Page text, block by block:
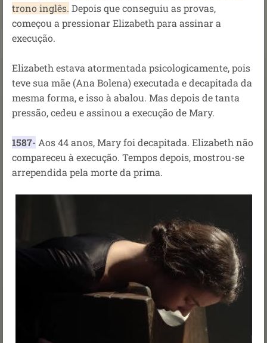
trono inglês. Depois que conseguiu as provas,
começou a pressionar Elizabeth para assinar a
execução.
Elizabeth estava atormentada psicologicamente, pois
teve sua mãe (Ana Bolena) executada e decapitada da
mesma forma, e isso à abalou. Mas depois de tanta
pressão, cedeu e assinou a execução de Mary.
1587- Aos 44 anos, Mary foi decapitada. Elizabeth não
compareceu à execução. Tempos depois, mostrou-se
arrependida pela morte da prima.